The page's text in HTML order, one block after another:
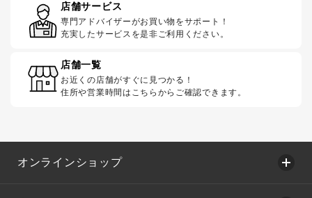
店舗サービス
専門アドバイザーがお買い物をサポート！
充実したサービスを是非ご利用ください。
店舗一覧
お近くの店舗がすぐに見つかる！
住所や営業時間はこちらからご確認できます。
オンラインショップ